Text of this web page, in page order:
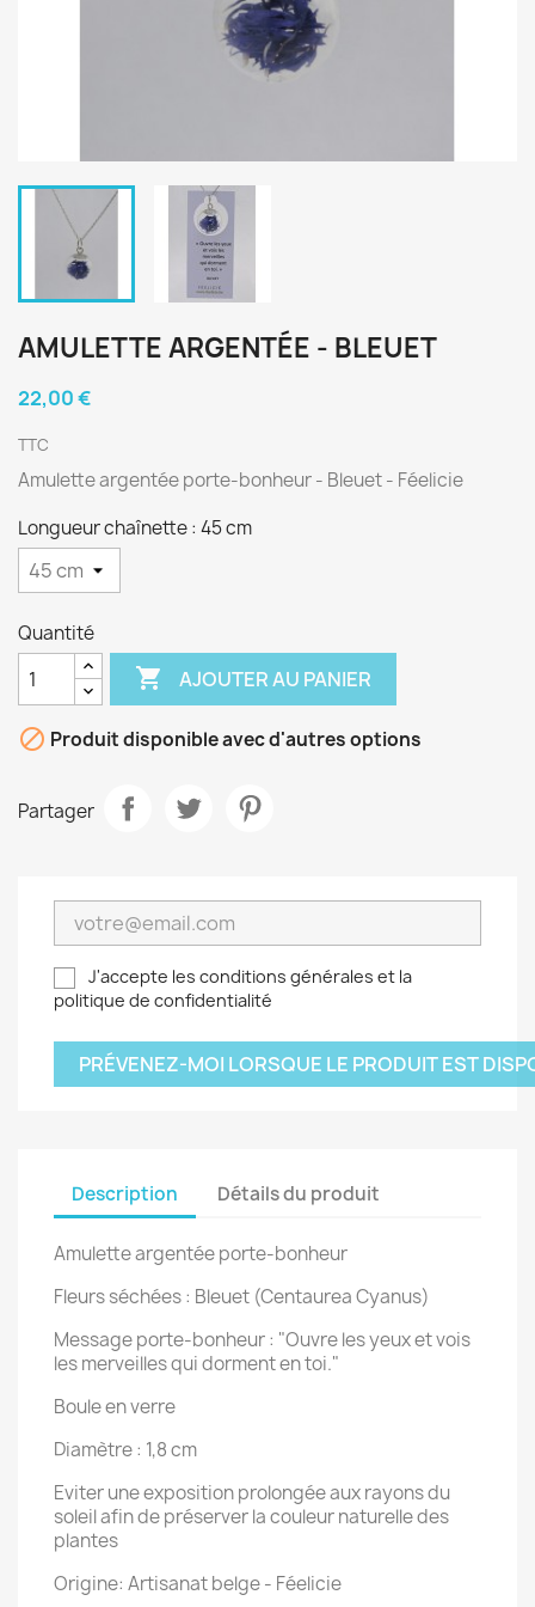
AMULETTE ARGENTÉE - BLEUET
22,00 €
TTC
Amulette argentée porte-bonheur - Bleuet - Féelicie
Longueur chaînette : 45 cm
Quantité
 AJOUTER AU PANIER
 Produit disponible avec d'autres options
Partager
J'accepte les conditions générales et la
politique de confidentialité
PRÉVENEZ-MOI LORSQUE LE PRODUIT EST
Description Détails du produit
Amulette argentée porte-bonheur
Fleurs séchées : Bleuet (Centaurea Cyanus)
Message porte-bonheur : "Ouvre les yeux et vois
les merveilles qui dorment en toi."
Boule en verre
Diamètre : 1,8 cm
Eviter une exposition prolongée aux rayons du
soleil afin de préserver la couleur naturelle des
plantes
Origine: Artisanat belge - Féelicie